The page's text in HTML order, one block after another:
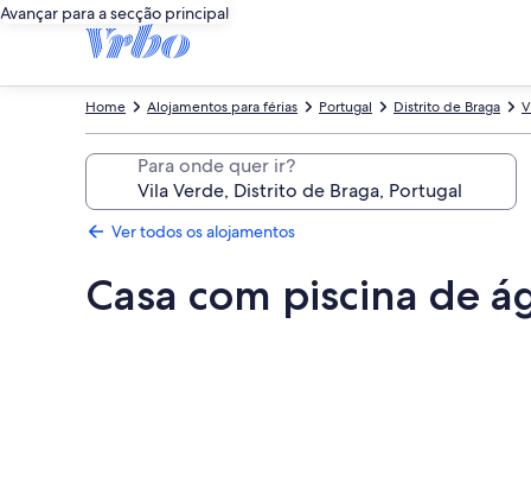
Avançar para a secção principal
Distrito de Braga
Portugal
Alojamentos para férias
Home
Para onde quer ir?
Ver todos os alojamentos
Casa com piscina de